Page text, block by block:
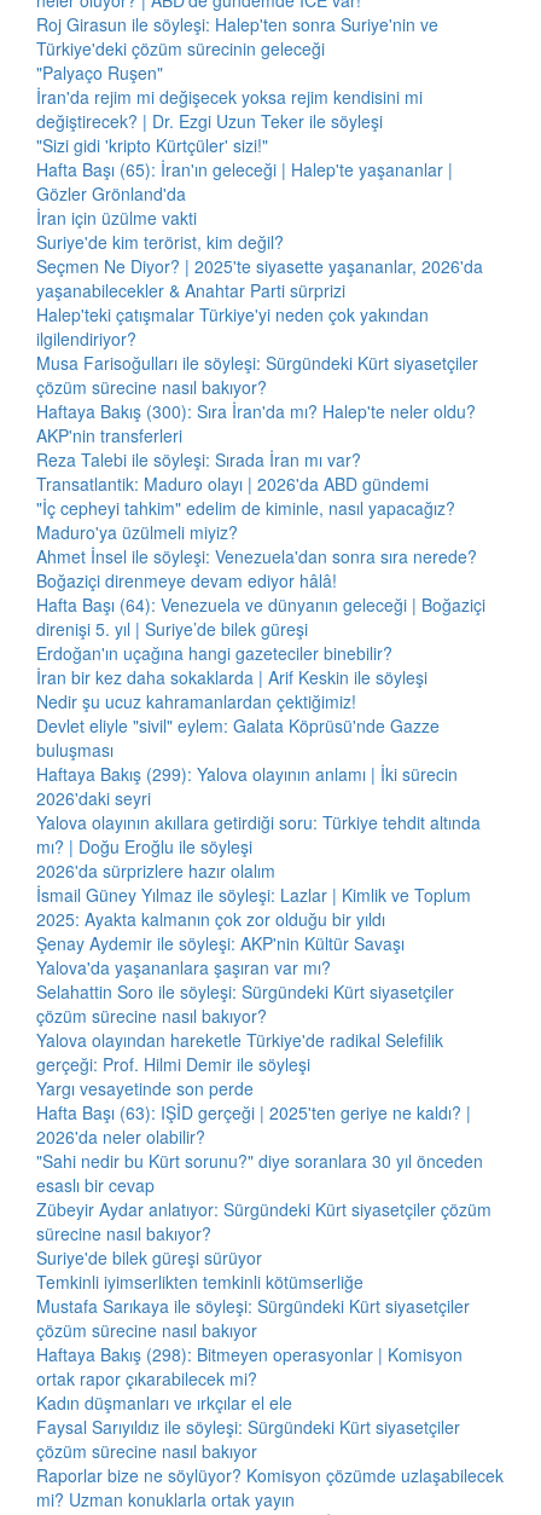
Roj Girasun ile söyleşi: Halep'ten sonra Suriye'nin ve
Türkiye'deki çözüm sürecinin geleceği
"Palyaço Ruşen"
İran'da rejim mi değişecek yoksa rejim kendisini mi
değiştirecek? | Dr. Ezgi Uzun Teker ile söyleşi
"Sizi gidi 'kripto Kürtçüler' sizi!"
Hafta Başı (65): İran'ın geleceği | Halep'te yaşananlar |
Gözler Grönland'da
İran için üzülme vakti
Suriye'de kim terörist, kim değil?
Seçmen Ne Diyor? | 2025'te siyasette yaşananlar, 2026'da
yaşanabilecekler & Anahtar Parti sürprizi
Halep'teki çatışmalar Türkiye'yi neden çok yakından
ilgilendiriyor?
Musa Farisoğulları ile söyleşi: Sürgündeki Kürt siyasetçiler
çözüm sürecine nasıl bakıyor?
Haftaya Bakış (300): Sıra İran'da mı? Halep'te neler oldu?
AKP'nin transferleri
Reza Talebi ile söyleşi: Sırada İran mı var?
Transatlantik: Maduro olayı | 2026'da ABD gündemi
"İç cepheyi tahkim" edelim de kiminle, nasıl yapacağız?
Maduro'ya üzülmeli miyiz?
Ahmet İnsel ile söyleşi: Venezuela'dan sonra sıra nerede?
Boğaziçi direnmeye devam ediyor hâlâ!
Hafta Başı (64): Venezuela ve dünyanın geleceği | Boğaziçi
direnişi 5. yıl | Suriye’de bilek güreşi
Erdoğan'ın uçağına hangi gazeteciler binebilir?
İran bir kez daha sokaklarda | Arif Keskin ile söyleşi
Nedir şu ucuz kahramanlardan çektiğimiz!
Devlet eliyle "sivil" eylem: Galata Köprüsü'nde Gazze
buluşması
Haftaya Bakış (299): Yalova olayının anlamı | İki sürecin
2026'daki seyri
Yalova olayının akıllara getirdiği soru: Türkiye tehdit altında
mı? | Doğu Eroğlu ile söyleşi
2026'da sürprizlere hazır olalım
İsmail Güney Yılmaz ile söyleşi: Lazlar | Kimlik ve Toplum
2025: Ayakta kalmanın çok zor olduğu bir yıldı
Şenay Aydemir ile söyleşi: AKP'nin Kültür Savaşı
Yalova'da yaşananlara şaşıran var mı?
Selahattin Soro ile söyleşi: Sürgündeki Kürt siyasetçiler
çözüm sürecine nasıl bakıyor?
Yalova olayından hareketle Türkiye'de radikal Selefilik
gerçeği: Prof. Hilmi Demir ile söyleşi
Yargı vesayetinde son perde
Hafta Başı (63): IŞİD gerçeği | 2025'ten geriye ne kaldı? |
2026'da neler olabilir?
"Sahi nedir bu Kürt sorunu?" diye soranlara 30 yıl önceden
esaslı bir cevap
Zübeyir Aydar anlatıyor: Sürgündeki Kürt siyasetçiler çözüm
sürecine nasıl bakıyor?
Suriye'de bilek güreşi sürüyor
Temkinli iyimserlikten temkinli kötümserliğe
Mustafa Sarıkaya ile söyleşi: Sürgündeki Kürt siyasetçiler
çözüm sürecine nasıl bakıyor
Haftaya Bakış (298): Bitmeyen operasyonlar | Komisyon
ortak rapor çıkarabilecek mi?
Kadın düşmanları ve ırkçılar el ele
Faysal Sarıyıldız ile söyleşi: Sürgündeki Kürt siyasetçiler
çözüm sürecine nasıl bakıyor
Raporlar bize ne söylüyor? Komisyon çözümde uzlaşabilecek
mi? Uzman konuklarla ortak yayın